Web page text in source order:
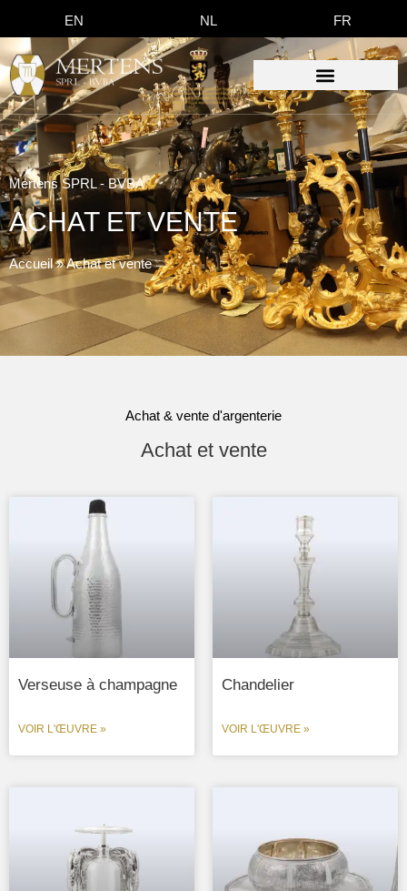
EN NL FR
Mertens SPRL - BVBA
ACHAT ET VENTE
Accueil»Achat et vente
Achat & vente d'argenterie
Achat et vente
Verseuse à champagne
VOIR L'ŒUVRE »
Chandelier
VOIR L'ŒUVRE »